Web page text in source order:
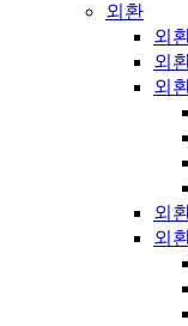
외환
외
외
외
외
외